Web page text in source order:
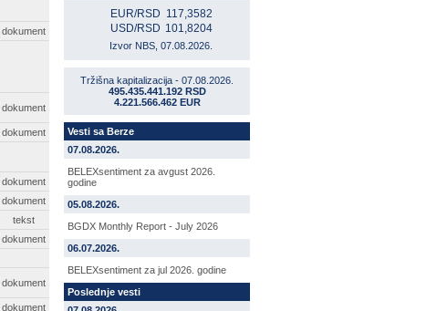
dokument
dokument
dokument
dokument
dokument
tekst
dokument
dokument
dokument
EUR/RSD 117,3582
USD/RSD 101,8204
Izvor NBS, 07.08.2026.
Tržišna kapitalizacija - 07.08.2026.
495.435.441.192 RSD
4.221.566.462 EUR
Vesti sa Berze
07.08.2026.
BELEXsentiment za avgust 2026.
godine
05.08.2026.
BGDX Monthly Report - July 2026
06.07.2026.
BELEXsentiment za jul 2026. godine
Poslednje vesti